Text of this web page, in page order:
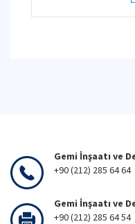
Gemi İnşaatı ve
+90 (212) 285 64 64
Gemi İnşaatı ve
+90 (212) 285 64 54